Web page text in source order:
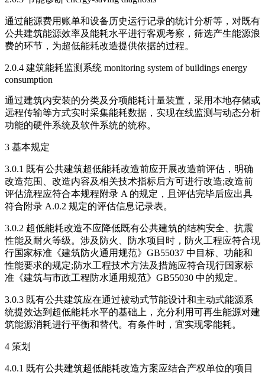
通过能源费用账单和设备历史运行记录的统计分析等，对既有
公共建筑能源效率及能耗水平进行客观考察，筛选产生能源浪
费的环节，为超低能耗改造提供依据的过程。
2.0.4 建筑能耗监测系统 monitoring system of buildings energy
consumption
通过建筑内安装的分类及分项能耗计量装置，采用本地存储或
远程传输等方式实时采集能耗数据，实现在线监测与动态分析
功能的硬件系统及软件系统的统称。
3 基本规定
3.0.1 既有公共建筑超低能耗改造前应开展改造前评估，明确
改造范围、改造内容及相关技术指标后方可进行改造;改造前
评估流程应符合本规程附录 A 的规定，且评估完毕后应出具
符合附录 A.0.2 规定的评估信息记录表。
3.0.2 超低能耗改造不应降低既有公共建筑的结构安全、抗震
性能及耐火等级。涉及防火、防水项目时，防火工程应符合现
行国家标准《建筑防火通用规范》GB55037 中目标、功能和
性能要求的规定;防水工程技术方法及措施应符合现行国家标
准《建筑与市政工程防水通用规范》GB55030 中的规定。
3.0.3 既有公共建筑应在通过被动式节能设计和主动式能源系
统提效达到超低能耗水平的基础上，充分利用可再生能源对建
筑能源消耗进行平衡和替代。有条件时，宜实现零能耗。
4 策划
4.0.1 既有公共建筑超低能耗改造方案应结合产权单位的项目